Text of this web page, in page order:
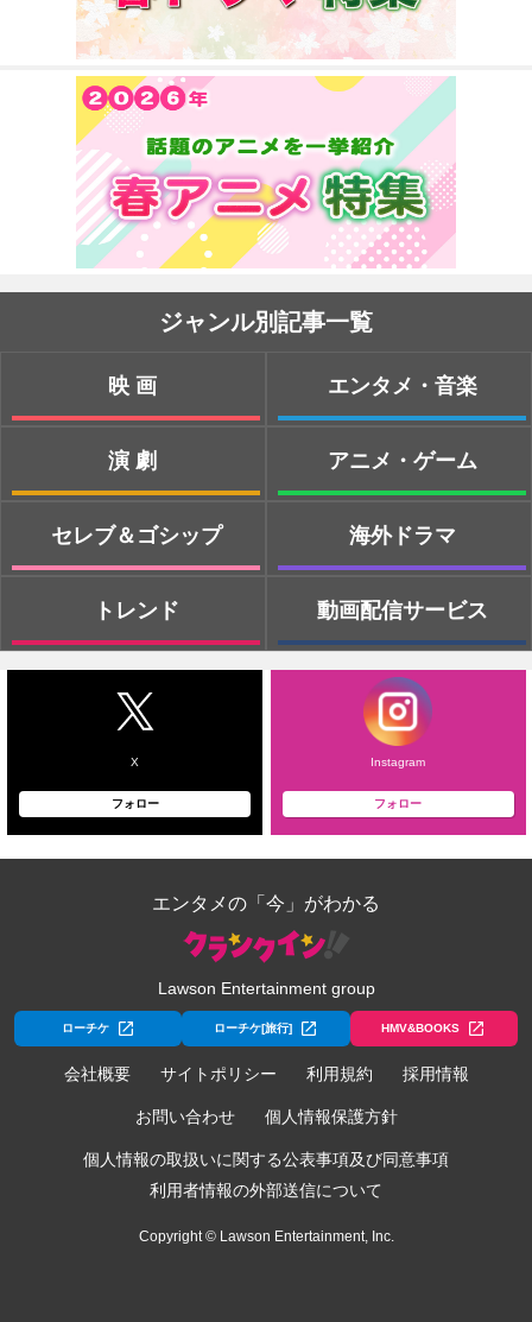
ジャンル別記事一覧
映画
演劇
セレブ＆ゴシップ
トレンド
エンタメ・音楽
アニメ・ゲーム
海外ドラマ
動画配信サービス
X
フォロー
Instagram
フォロー
エンタメの「今」がわかる
Lawson Entertainment group
ローチケ ローチケ[旅行] HMV&BOOKS
会社概要 サイトポリシー 利用規約 採用情報
お問い合わせ 個人情報保護方針
個人情報の取扱いに関する公表事項及び同意事項
利用者情報の外部送信について
Copyright © Lawson Entertainment, Inc.